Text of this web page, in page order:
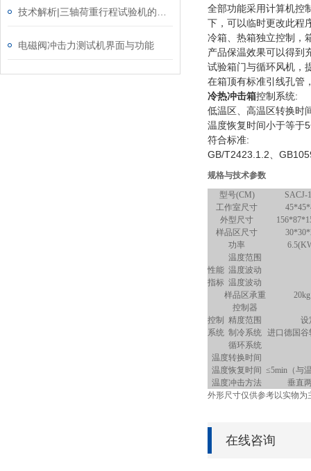
电磁阀冲击力测试机界面与功能
全部功能采用计算机控
下，可以临时更改此程
冷箱、热箱独立控制，
产品保温效果可以得到
试验箱门与循环风机，
在箱顶有标准引线孔管
冷热冲击箱控制系统:
低温区、高温区转换时
温度恢复时间小于等于5
符合标准:
GB/T2423.1.2、
规格与技术参数
型号(CM)
SACJ-
工作室尺寸
外型尺寸
样品区尺寸
功率
性能
指标
温度范围
温度波动
温度波动
样品区承重
20kg
控制
系统
控制器
精度范围
设
制冷系统 进口德国
循环系统
温度转换时间
温度恢复时间 ≤5min（与
温度冲击方法
垂直
外形尺寸仅供参考以实物为
在线咨询